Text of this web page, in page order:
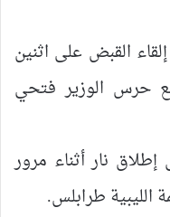
القبض على اثنين
حرس الوزير فتحي
نار أثناء مرور
الليبية طرابلس.